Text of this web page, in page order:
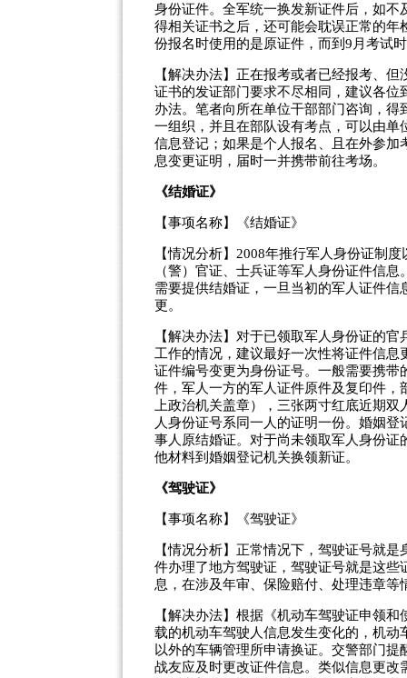
身份证件。全军统一换发新证件后，如
得相关证书之后，还可能会耽误正常的
份报名时使用的是原证件，而到9月考试
【解决办法】正在报考或者已经报考、
证书的发证部门要求不尽相同，建议各
办法。笔者向所在单位干部部门咨询，
一组织，并且在部队设有考点，可以由
信息登记；如果是个人报名、且在外参
息变更证明，届时一并携带前往考场。
《结婚证》
【事项名称】《结婚证》
【情况分析】2008年推行军人身份证制
（警）官证、士兵证等军人身份证件信
需要提供结婚证，一旦当初的军人证件
更。
【解决办法】对于已领取军人身份证的
工作的情况，建议最好一次性将证件信
证件编号变更为身份证号。一般需要携
件，军人一方的军人证件原件及复印件
上政治机关盖章），三张两寸红底近期
人身份证号系同一人的证明一份。婚姻
事人原结婚证。对于尚未领取军人身份
他材料到婚姻登记机关换领新证。
《驾驶证》
【事项名称】《驾驶证》
【情况分析】正常情况下，驾驶证号就
件办理了地方驾驶证，驾驶证号就是这
息，在涉及年审、保险赔付、处理违章等
【解决办法】根据《机动车驾驶证申领
载的机动车驾驶人信息发生变化的，机
以外的车辆管理所申请换证。交警部门
战友应及时更改证件信息。类似信息更